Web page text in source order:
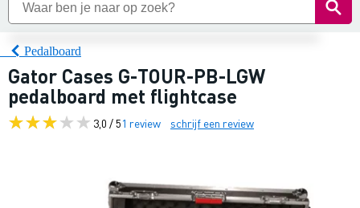
Pedalboard
Gator Cases G-TOUR-PB-LGW
pedalboard met flightcase
3,0 / 51 review schrijf een review